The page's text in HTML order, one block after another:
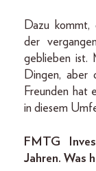
Dazu kommt,
der
geblieben ist.
Dingen, aber
Freunden hat
in diesem
FMTG
Jahren. Was